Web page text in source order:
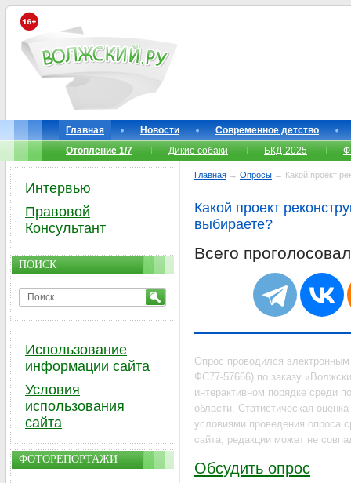
Главная Новости
Современное детство
Отопление 1/7
Дикие собаки БКД-2025
Главная → Опросы → Какой проект
Какой проект
выбираете?
Всего
Опрос проводился
ФС77-57666) по заказу
интерактивном порядке среди
области. Статистическая
условиями проведения опроса
сайта, редакции может не
Обсудить опрос
Интервью
Правовой
Консультант
ПОИСК
Использование
информации сайта
Условия
использования
сайта
ФОТОРЕПОРТАЖИ